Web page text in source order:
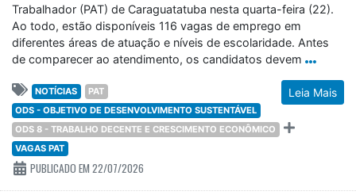
Trabalhador (PAT) de Caraguatatuba nesta quarta-feira (22).
Ao todo, estão disponíveis 116 vagas de emprego em
diferentes áreas de atuação e níveis de escolaridade. Antes
de comparecer ao atendimento, os candidatos devem
Leia Mais
NOTÍCIAS
PAT
ODS - OBJETIVO DE DESENVOLVIMENTO SUSTENTÁVEL
ODS 8 - TRABALHO DECENTE E CRESCIMENTO ECONÔMICO
VAGAS PAT
PUBLICADO EM 22/07/2026